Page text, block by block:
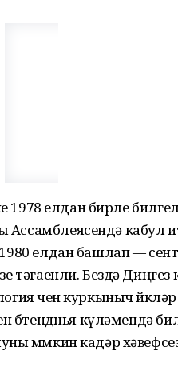
1978 елдан бирле
кабул
елдан башлап —
тәгаенли. Бездә Диңгез
өчен куркыныч
бөтен­дөнья күләмендә
мөмкин кадәр